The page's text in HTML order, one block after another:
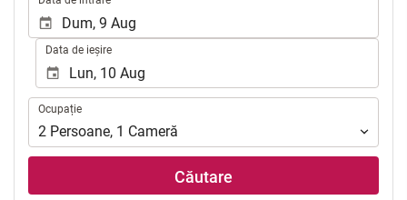
Data de ieșire
Ocupație
Ocupație
2 Persoane, 1 Cameră
Căutare